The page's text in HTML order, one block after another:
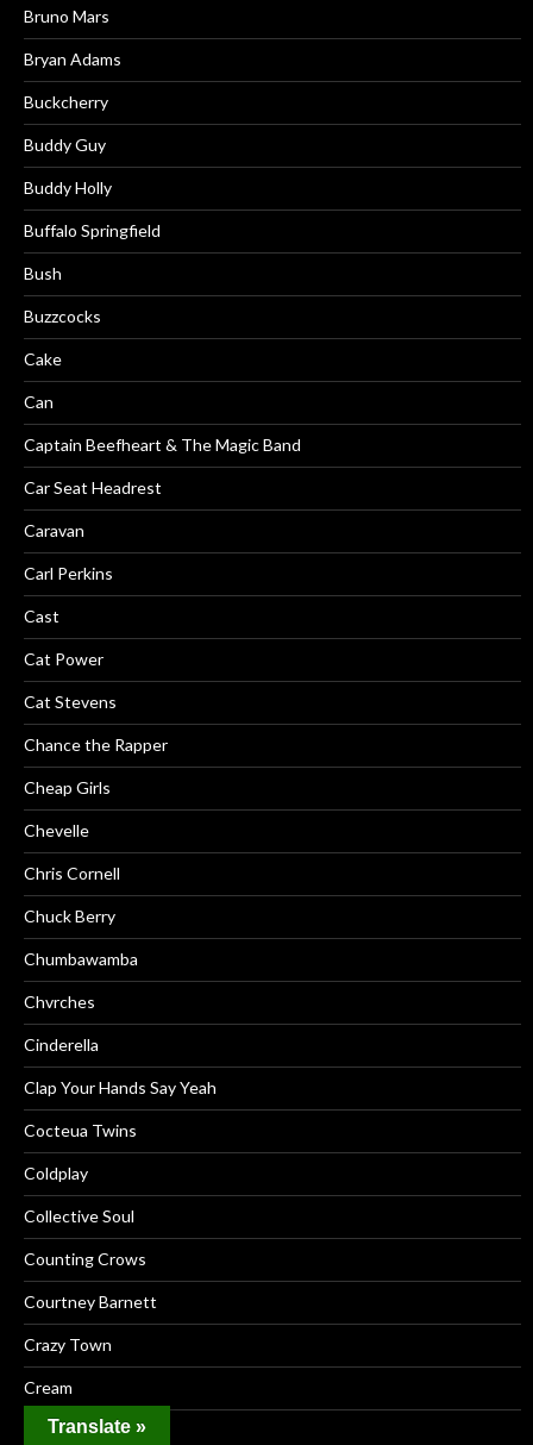
Bruno Mars
Bryan Adams
Buckcherry
Buddy Guy
Buddy Holly
Buffalo Springfield
Bush
Buzzcocks
Cake
Can
Captain Beefheart & The Magic Band
Car Seat Headrest
Caravan
Carl Perkins
Cast
Cat Power
Cat Stevens
Chance the Rapper
Cheap Girls
Chevelle
Chris Cornell
Chuck Berry
Chumbawamba
Chvrches
Cinderella
Clap Your Hands Say Yeah
Cocteua Twins
Coldplay
Collective Soul
Counting Crows
Courtney Barnett
Crazy Town
Cream
Creed
Translate »